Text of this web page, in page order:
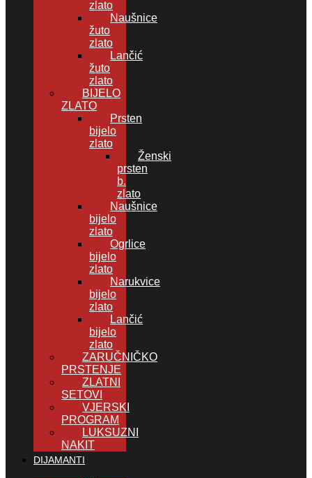
zlato
Naušnice
žuto
zlato
Lančić
žuto
zlato
BIJELO
ZLATO
Prsten
bijelo
zlato
Ženski
prsten
b.
zlato
Naušnice
bijelo
zlato
Ogrlice
bijelo
zlato
Narukvice
bijelo
zlato
Lančić
bijelo
zlato
ZARUČNIČKO
PRSTENJE
ZLATNI
SETOVI
VJERSKI
PROGRAM
LUKSUZNI
NAKIT
DIJAMANTI